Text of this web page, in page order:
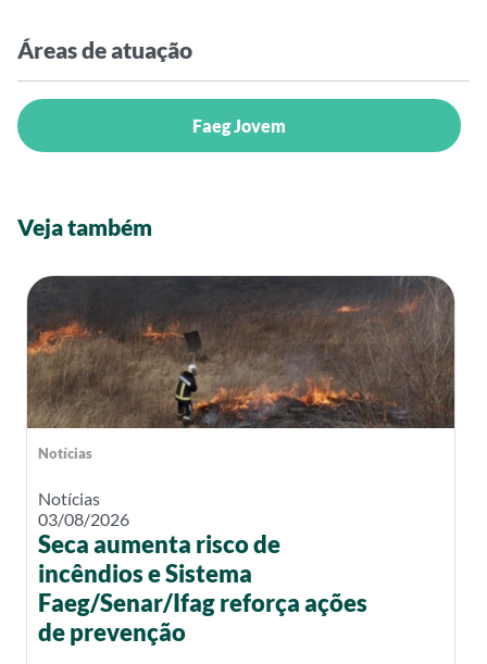
Áreas de atuação
Faeg Jovem
Veja também
Notícias
Notícias
03/08/2026
Seca aumenta risco de
incêndios e Sistema
Faeg/Senar/Ifag reforça ações
de prevenção